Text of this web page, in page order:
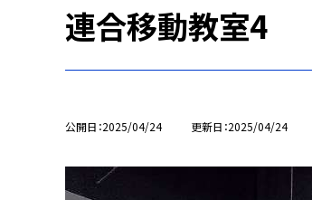
連合移動教室4
公開日 2025/04/24 更新日 2025/04/24